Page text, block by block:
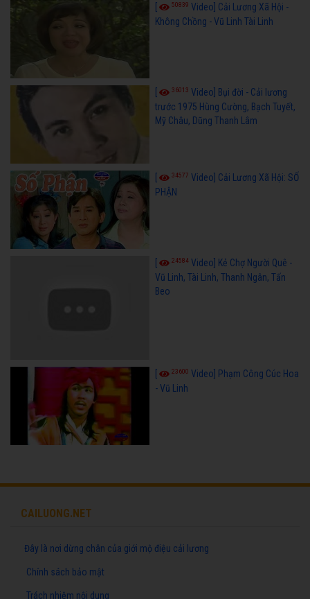
50839 Video] Cải Lương Xã Hội -
Không Chồng - Vũ Linh Tài Linh
36013 Video] Bụi đời - Cải lương
trước 1975 Hùng Cường, Bạch Tuyết,
Mỹ Châu, Dũng Thanh Lâm
34577 Video] Cải Lương Xã Hội: SỐ
PHẬN
[ 24584 Video] Kẻ Chợ Người Quê -
Vũ Linh, Tài Linh, Thanh Ngân, Tấn
Beo
23600 Video] Phạm Công Cúc Hoa
- Vũ Linh
CAILUONG.NET
Đây là nơi dừng chân của giới mộ điệu cải lương
Chính sách bảo mật
Trách nhiệm nội dung